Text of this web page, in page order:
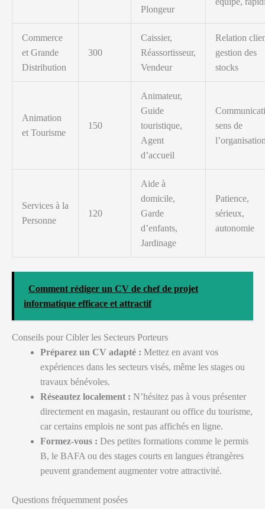
Plongeur
Commerce
et Grande
Distribution
300
Caissier,
Réassortisseur,
Vendeur
Relation
gestion des
stocks
Animation
et Tourisme
150
Animateur,
Guide
touristique,
Agent
d’accueil
sens de
Services à la
Personne
120
Aide à
domicile,
Garde
d’enfants,
Jardinage
Patience,
sérieux,
autonomie
Comment rédiger un CV de chef de projet
informatique efficace et attractif
Conseils pour Cibler les Secteurs Porteurs
Préparez un CV adapté : Mettez en avant vos
expériences dans les secteurs visés, même les stages ou
travaux bénévoles.
Réseautez localement : N’hésitez pas à vous présenter
directement en magasin, restaurant ou office du tourisme,
car certains emplois ne sont pas affichés en ligne.
Formez-vous : Des petites formations comme le permis
B, le BAFA ou des stages courts en langues étrangères
peuvent grandement augmenter votre attractivité.
Questions fréquemment posées